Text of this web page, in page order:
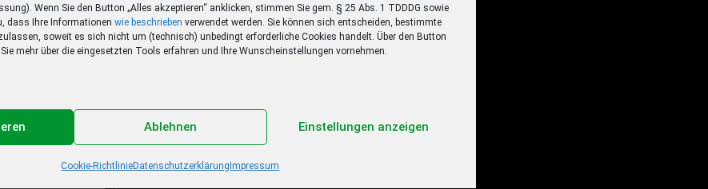
Wenn Sie den Button „Alles akzeptieren“ anklicken, stimmen Sie gem. § 25 Abs. 1 TDDDG sowie
dass Ihre Informationen wie beschrieben verwendet werden. Sie können sich entscheiden, bestimmte
soweit es sich nicht um (technisch) unbedingt erforderliche Cookies handelt. Über den Button
mehr über die eingesetzten Tools erfahren und Ihre Wunscheinstellungen vornehmen.
Ablehnen Einstellungen anzeigen
Cookie-RichtlinieDatenschutzerklärungImpressum